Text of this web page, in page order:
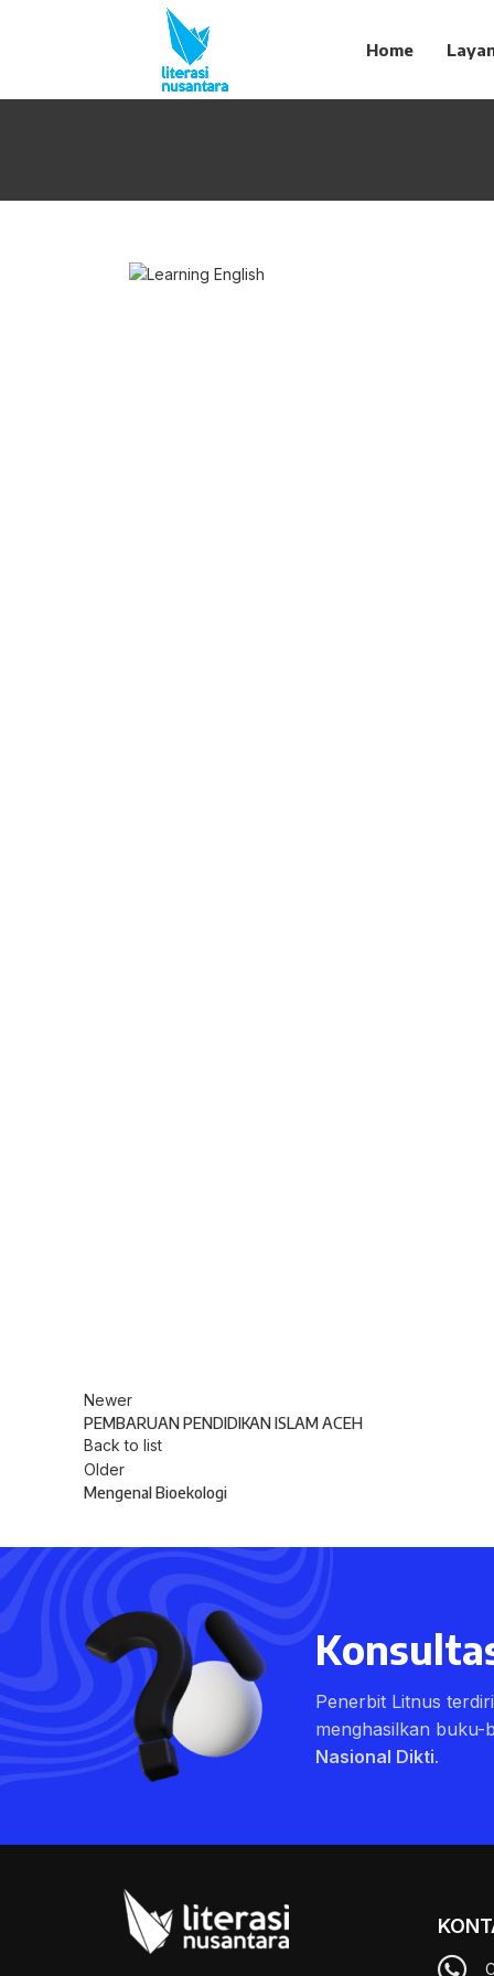
Home
Newer
PEMBARUAN PENDIDIKAN ISLAM ACEH
Back to list
Older
Mengenal Bioekologi
Penerbit Litnus
menghasilkan buku-
Nasional Dikti.